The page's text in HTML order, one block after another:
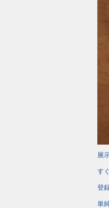
展
す
登
単